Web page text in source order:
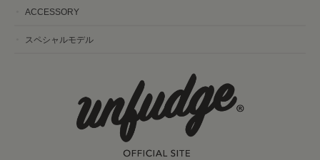
ACCESSORY
スペシャルモデル